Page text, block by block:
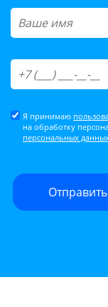
Я принимаю
на обработку
персональных